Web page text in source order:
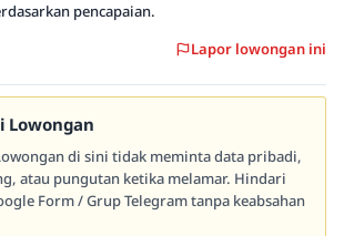
pencapaian.
Lapor lowongan ini
Lowongan
di sini tidak meminta data pribadi,
atau pungutan ketika melamar. Hindari
Form / Grup Telegram tanpa keabsahan